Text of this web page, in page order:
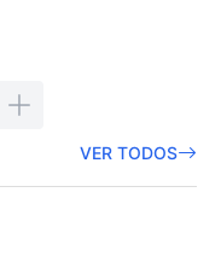
VER TODOS